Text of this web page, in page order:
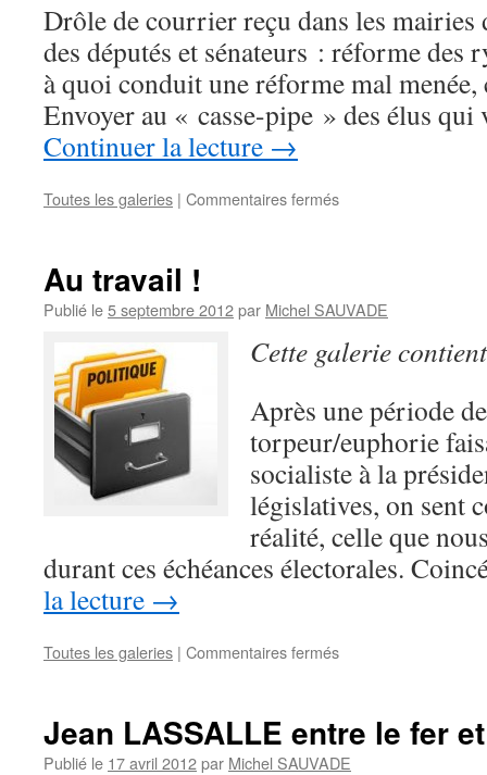
Drôle de courrier reçu dans les mairies
des députés et sénateurs : réforme des
à quoi conduit une réforme mal menée,
Envoyer au « casse-pipe » des élus
Continuer la lecture →
Toutes les galeries | Commentaires fermés
gouvernement
sa
la
rescousse.
Au travail !
Publié le5 septembre 2012par Michel SAUVADE
Cette galerie
Après une période
torpeur/euphorie
socialiste à la
législatives, on sent
réalité, celle que
durant ces échéances électorales.
la lecture →
Toutes les galeries | Commentaires fermés
Jean LASSALLE entre le fer
Publié le 17 avril 2012par Michel SAUVADE